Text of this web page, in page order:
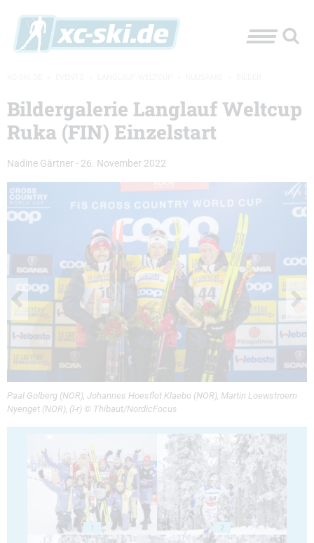
Bildergalerie Langlauf Weltcup
Ruka (FIN) Einzelstart
Nadine Gärtner - 26. November 2022
Paal Golberg (NOR), Johannes Hoesflot Klaebo (NOR), Martin Loewstroem
Nyenget (NOR), (l-r) © Thibaut/NordicFocus
1 2